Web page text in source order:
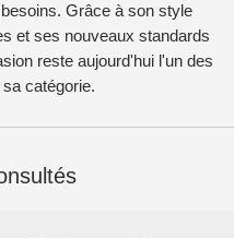
Grâce à son style
et ses nouveaux standards
reste aujourd'hui l'un des
catégorie.